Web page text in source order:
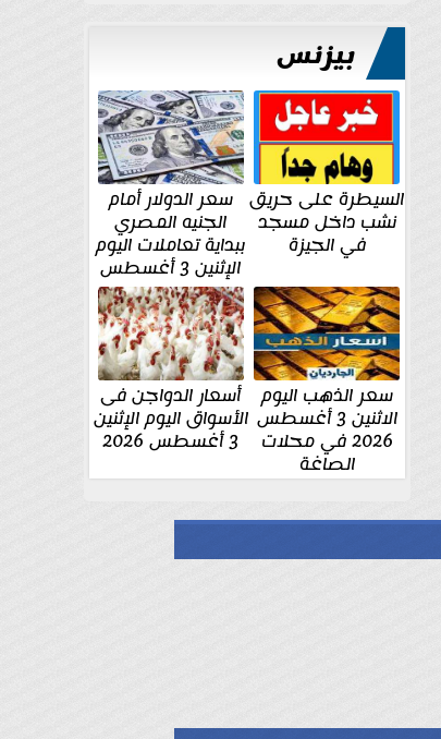
بيزنس
السيطرة على حريق
نشب داخل مسجد
في الجيزة
سعر الدولار أمام
الجنيه المصري
ببداية تعاملات اليوم
الإثنين 3 أغسطس
سعر الذهب اليوم
الاثنين 3 أغسطس
2026 في محلات
الصاغة
أسعار الدواجن فى
الأسواق اليوم الإثنين
3 أغسطس 2026